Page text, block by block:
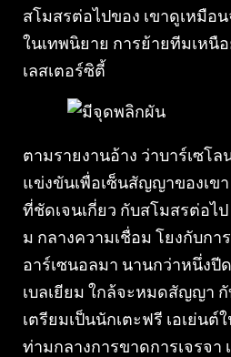
สโมสรต่อไปของ เขาดูเหมือ
ในเทพนิยาย การย้ายทีมเหนื
เลสเตอร์ซิตี้
ตามรายงานอ้าง ว่าบาร์เซโ
แข่งขันเพื่อเซ็นสัญญาของเขา
ที่ชัดเจนเกี่ยว กับสโมสรต่อไ
ม กลางความเชื่อม โยงกับกา
อาร์เซนอลมา นานกว่าหนึ่งปี
เบลเยียม ใกล้จะหมดสัญญา
เตรียมเป็นนักเตะฟรี เอเย่นต์
ท่ามกลางการขาดการเจรจา